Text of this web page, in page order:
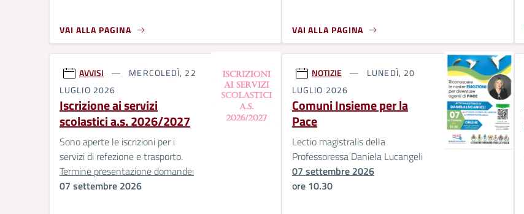
VAI ALLA PAGINA VAI ALLA PAGINA
AVVISI
MERCOLEDÌ, 22
LUGLIO 2026
Iscrizione ai servizi
scolastici a.s. 2026/2027
Sono aperte le iscrizioni per i
servizi di refezione e trasporto.
Termine presentazione domande:
07 settembre 2026
NOTIZIE
LUNEDÌ, 20
LUGLIO 2026
Comuni Insieme per la
Pace
Lectio magistralis della
Professoressa Daniela Lucangeli
07 settembre 2026
ore 10.30